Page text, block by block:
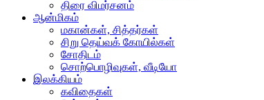
திரை விமர்சனம்
ஆன்மிகம்
மகான்கள், சித்தர்கள்
சிறு தெய்வக் கோயில்கள்
சோதிடம்
சொற்பொழிவுகள், வீடியோ
இலக்கியம்
கவிதைகள்